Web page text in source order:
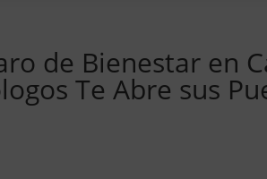
de Bienestar en
Te Abre sus